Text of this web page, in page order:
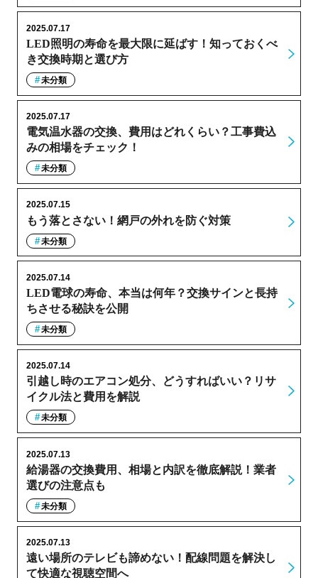
LED照明の寿命を最大限に延ばす！知っておくべ
き交換時期と選び方
2025.07.17
未分類
電気温水器の交換、費用はどれくらい？工事費込
みの相場をチェック！
2025.07.17
未分類
もう落とさない！網戸の外れを防ぐ対策
2025.07.15
未分類
LED電球の寿命、本当は何年？交換サインと長持
ちさせる秘訣を公開
2025.07.14
未分類
引越し時のエアコン処分、どうすればいい？リサ
イクル法と費用を解説
2025.07.14
未分類
給湯器の交換費用、相場と内訳を徹底解説！業者
選びの注意点も
2025.07.13
未分類
遠い場所のテレビも諦めない！配線問題を解決し
て快適な視聴空間へ
2025.07.13